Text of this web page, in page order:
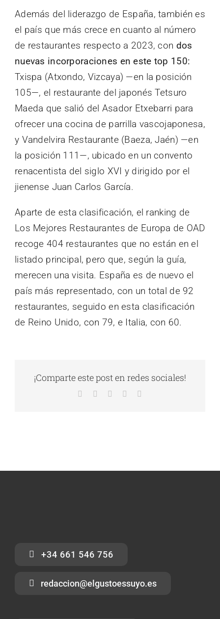
Además del liderazgo de España, también es
el país que más crece en cuanto al número
de restaurantes respecto a 2023, con dos
nuevas incorporaciones en este top 150:
Txispa (Atxondo, Vizcaya) —en la posición
105—, el restaurante del japonés Tetsuro
Maeda que salió del Asador Etxebarri para
ofrecer una cocina de parrilla vascojaponesa,
y Vandelvira Restaurante (Baeza, Jaén) —en
la posición 111—, ubicado en un convento
renacentista del siglo XVI y dirigido por el
jienense Juan Carlos García.
Aparte de esta clasificación, el ranking de
Los Mejores Restaurantes de Europa de OAD
recoge 404 restaurantes que no están en el
listado principal, pero que, según la guía,
merecen una visita. España es de nuevo el
país más representado, con un total de 92
restaurantes, seguido en esta clasificación
de Reino Unido, con 79, e Italia, con 60.
¡Comparte este post en redes sociales!
Facebook LinkedInWhatsApp
+34 661 546 756
redaccion@elgustoessuyo.es